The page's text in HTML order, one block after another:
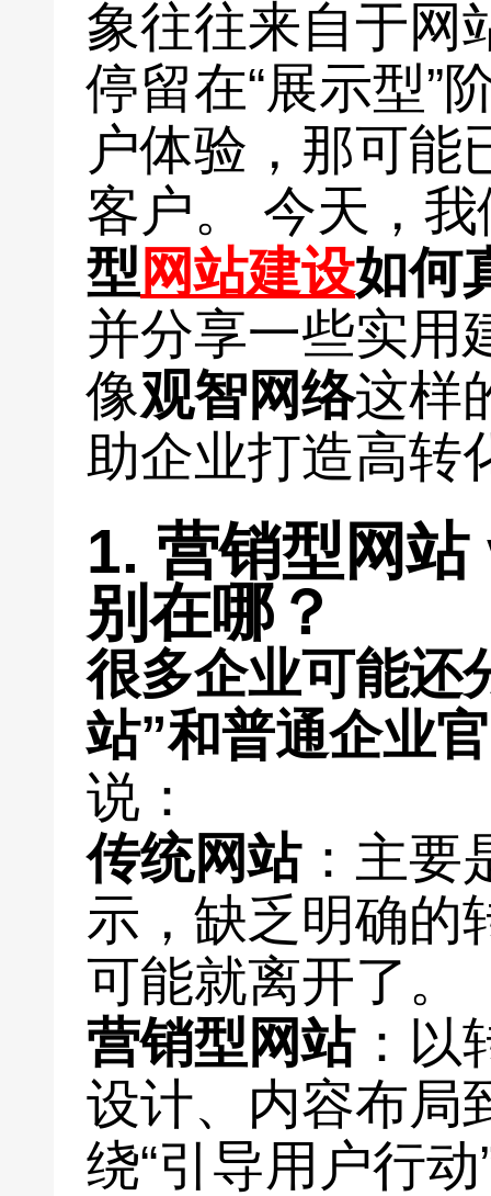
象往往来自于网
停留在“展示型”
户体验，那可能
客户。 今天，
型 网站建设如何
并分享一些实用
像观智网络这样
助企业打造高转
1. 营销型网
别在哪？
很多企业可能还
站”和普通企业
说：
传统网站：主要
示，缺乏明确的
可能就离开了。
营销型网站：以
设计、内容布局
绕“引导用户行